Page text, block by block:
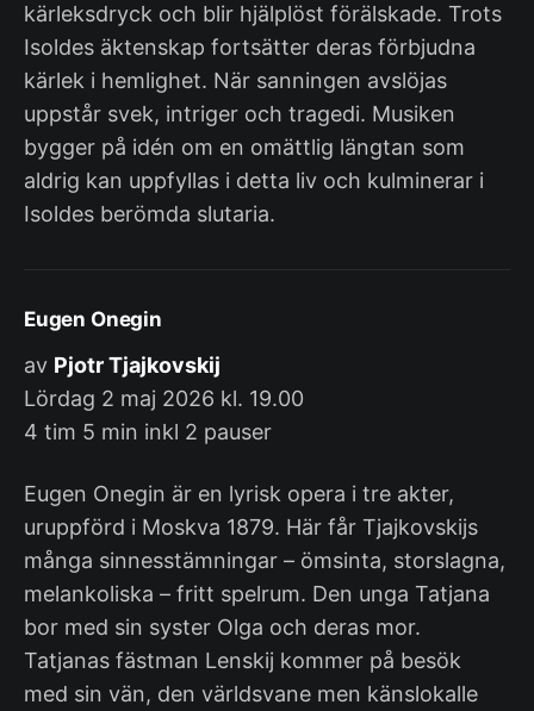
kärleksdryck och blir hjälplöst förälskade. Trots
Isoldes äktenskap fortsätter deras förbjudna
kärlek i hemlighet. När sanningen avslöjas
uppstår svek, intriger och tragedi. Musiken
bygger på idén om en omättlig längtan som
aldrig kan uppfyllas i detta liv och kulminerar i
Isoldes berömda slutaria.
Eugen Onegin
av Pjotr Tjajkovskij
Lördag 2 maj 2026 kl. 19.00
4 tim 5 min inkl 2 pauser
Eugen Onegin är en lyrisk opera i tre akter,
uruppförd i Moskva 1879. Här får Tjajkovskijs
många sinnesstämningar – ömsinta, storslagna,
melankoliska – fritt spelrum. Den unga Tatjana
bor med sin syster Olga och deras mor.
Tatjanas fästman Lenskij kommer på besök
med sin vän, den världsvane men känslokalle